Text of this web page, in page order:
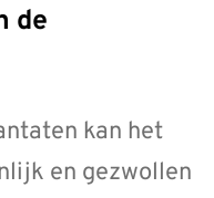
kan het
en gezwollen